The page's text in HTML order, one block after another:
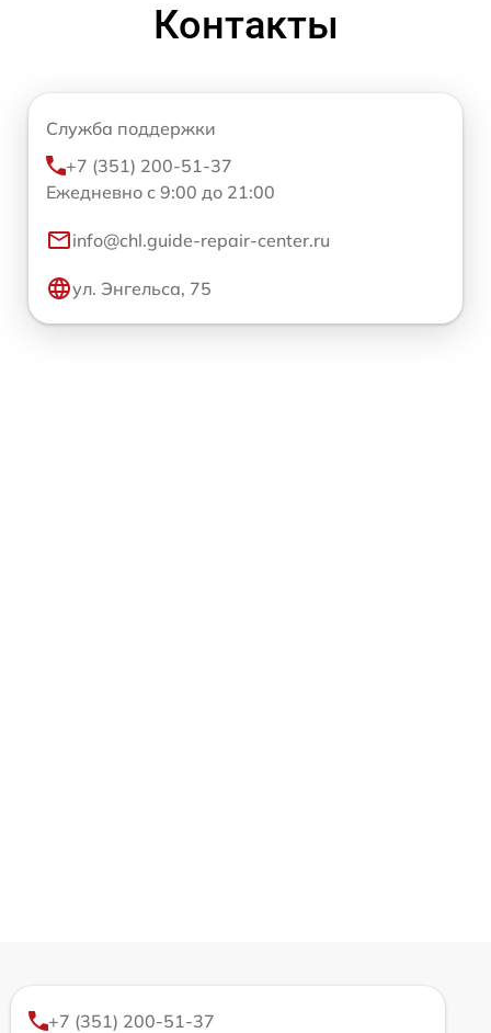
Контакты
Служба поддержки
+7 (351) 200-51-37
Ежедневно с 9:00 до 21:00
info@chl.guide-repair-center.ru
ул. Энгельса, 75
+7 (351) 200-51-37